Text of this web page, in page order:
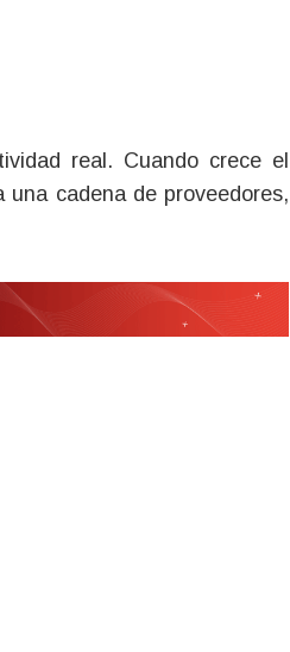
real. Cuando crece el
cadena de proveedores,